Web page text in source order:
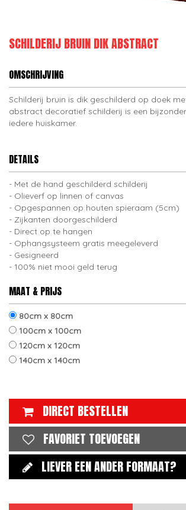
SCHILDERIJ BRUIN DIK ABSTRACT
OMSCHRIJVING
Schilderij bruin is dik geschilderd op doek
abstract decoratief schilderij is een
iedere huiskamer.
DETAILS
Met de hand geschilderd schilderij
Olieverf op linnen of canvas
Opgespannen op houten spieraam (5cm)
Zijkanten doorgeschilderd
Direct op te hangen
Ophangsysteem gratis meegeleverd
Gesigneerd
100% niet mooi geld terug
MAAT & PRIJS
80cm x 80cm
100cm x 100cm
120cm x 120cm
140cm x 140cm
DIRECT BESTELLEN
FAVORIET TOEVOEGEN
LIEVER EEN ANDER FORMAAT?